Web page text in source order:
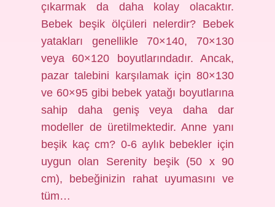
çıkarmak da daha kolay olacaktır.
Bebek beşik ölçüleri nelerdir? Bebek
yatakları genellikle 70×140, 70×130
veya 60×120 boyutlarındadır. Ancak,
pazar talebini karşılamak için 80×130
ve 60×95 gibi bebek yatağı boyutlarına
sahip daha geniş veya daha dar
modeller de üretilmektedir. Anne yanı
beşik kaç cm? 0-6 aylık bebekler için
uygun olan Serenity beşik (50 x 90
cm), bebeğinizin rahat uyumasını ve
tüm…